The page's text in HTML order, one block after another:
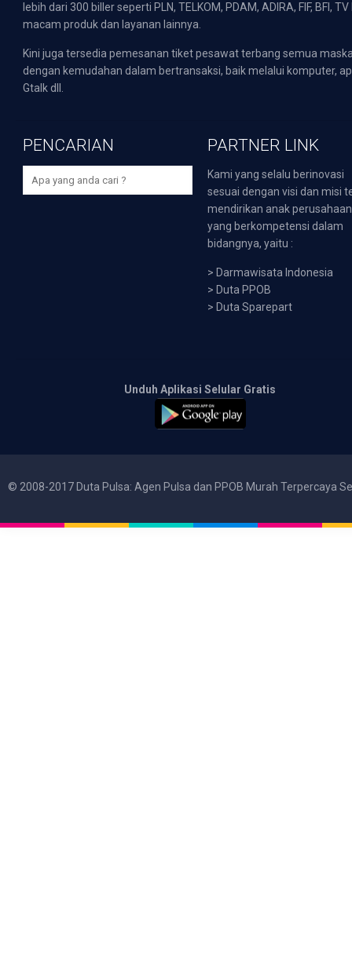
lebih dari 300 biller seperti PLN, TELKOM, PDAM, ADIRA, FIF,
macam produk dan layanan lainnya.
Kini juga tersedia pemesanan tiket pesawat terbang semua
dengan kemudahan dalam bertransaksi, baik melalui komputer,
Gtalk dll.
PENCARIAN PARTNER LINK
Kami yang selalu berinovasi
sesuai dengan visi dan misi
mendirikan anak perusahaan
yang berkompetensi dalam
bidangnya, yaitu :
> Darmawisata Indonesia
> Duta PPOB
> Duta Sparepart
Unduh Aplikasi Selular Gratis
© 2008-2017 Duta Pulsa: Agen Pulsa dan PPOB Murah Terpercaya